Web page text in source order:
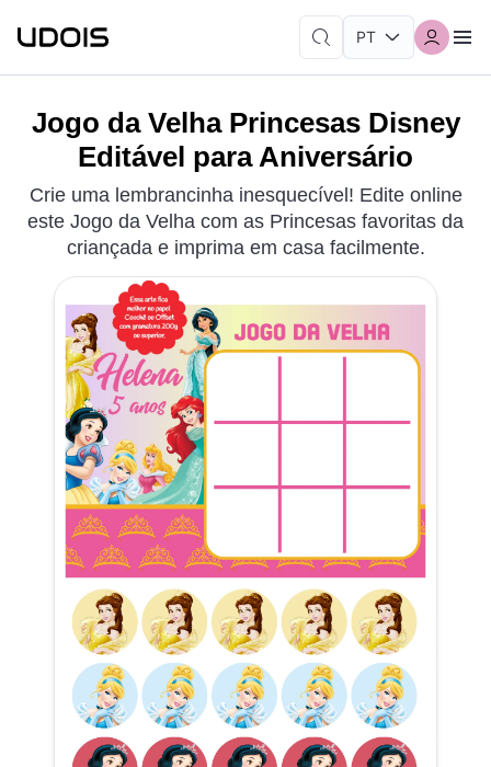
Jogo da Velha Princesas Disney
Editável para Aniversário
Crie uma lembrancinha inesquecível! Edite online
este Jogo da Velha com as Princesas favoritas da
criançada e imprima em casa facilmente.